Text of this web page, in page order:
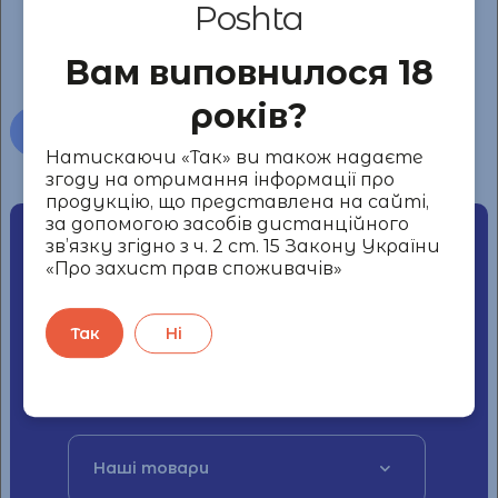
Poshta
Вам виповнилося 18
років?
Натискаючи «Так» ви також надаєте
згоду на отримання інформації про
продукцію, що представлена на сайті,
за допомогою засобів дистанційного
зв’язку згідно з ч. 2 ст. 15 Закону України
«Про захист прав споживачів»
Так Ні
Наші контакти
+38 044 339 59 18
Україна, 04053, місто Київ, вулиця
Наші товари